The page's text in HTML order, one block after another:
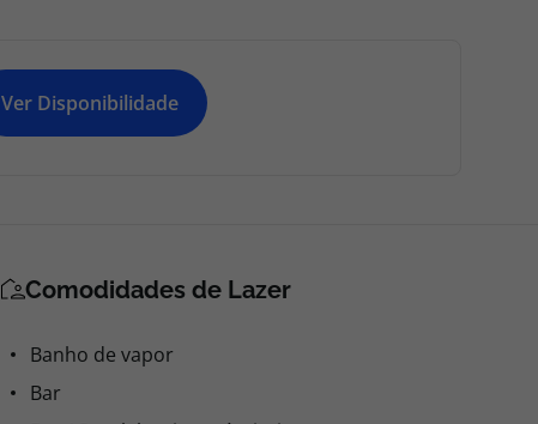
Ver Disponibilidade
Comodidades de Lazer
Banho de vapor
Bar